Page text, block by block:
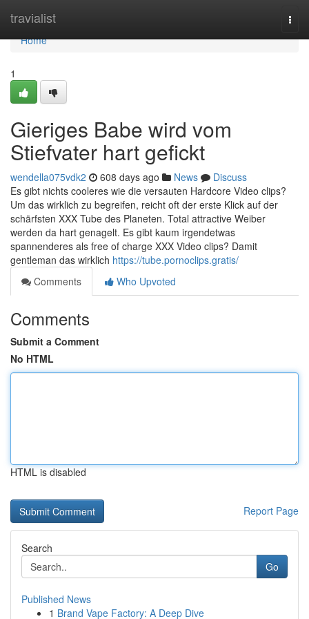
travialist
Home
Home
1
Gieriges Babe wird vom
Stiefvater hart gefickt
wendella075vdk2 608 days ago News
Discuss
Es gibt nichts cooleres wie die versauten Hardcore Video clips?
Um das wirklich zu begreifen, reicht oft der erste Klick auf der
schärfsten XXX Tube des Planeten. Total attractive Weiber
werden da hart genagelt. Es gibt kaum irgendetwas
spannenderes als free of charge XXX Video clips? Damit
gentleman das wirklich https://tube.pornoclips.gratis/
Comments
Who Upvoted
Comments
Submit a Comment
No HTML
HTML is disabled
Report Page
Search
Go
Published News
1 Brand Vape Factory: A Deep Dive